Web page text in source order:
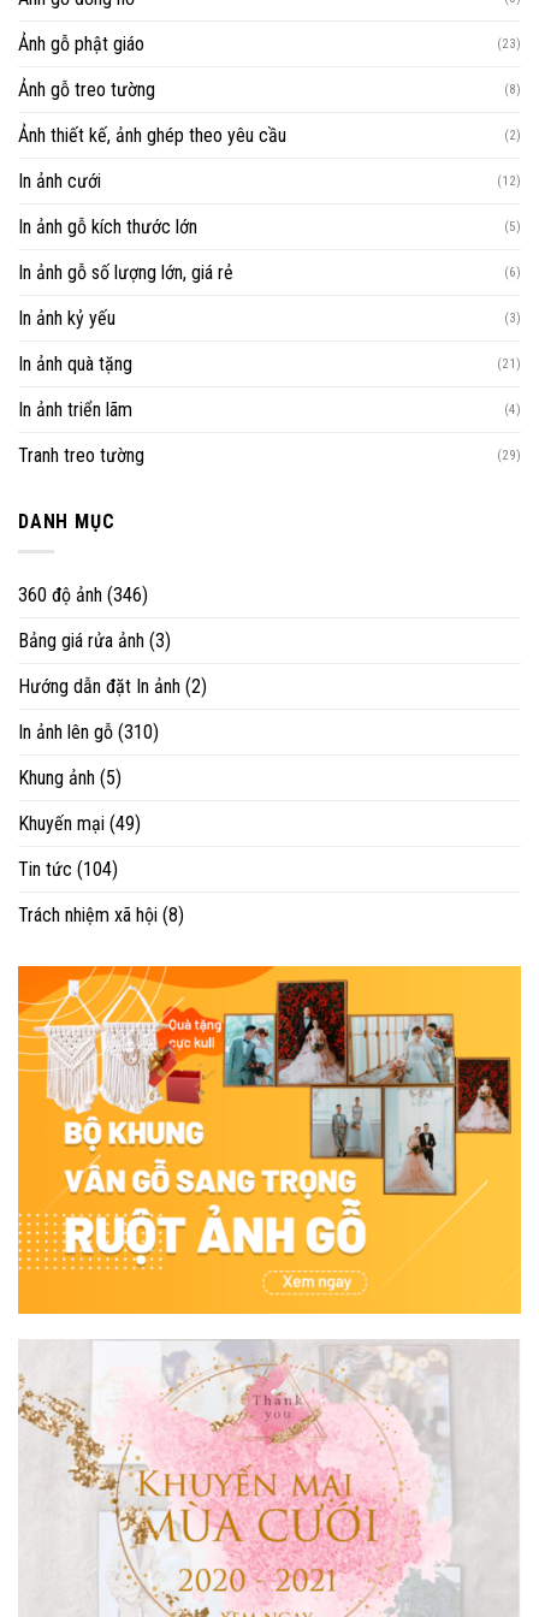
Ảnh gỗ phật giáo (23)
Ảnh gỗ treo tường (8)
Ảnh thiết kế, ảnh ghép theo yêu cầu (2)
In ảnh cưới (12)
In ảnh gỗ kích thước lớn (5)
In ảnh gỗ số lượng lớn, giá rẻ (6)
In ảnh kỷ yếu (3)
In ảnh quà tặng (21)
In ảnh triển lãm (4)
Tranh treo tường (29)
DANH MỤC
360 độ ảnh (346)
Bảng giá rửa ảnh (3)
Hướng dẫn đặt In ảnh (2)
In ảnh lên gỗ (310)
Khung ảnh (5)
Khuyến mại (49)
Tin tức (104)
Trách nhiệm xã hội (8)